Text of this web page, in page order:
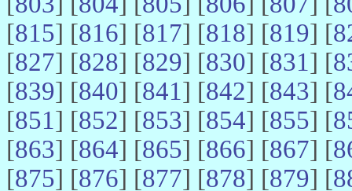
[815] [816] [817] [818] [819] [
[827] [828] [829] [830] [831] [
[839] [840] [841] [842] [843] [
[851] [852] [853] [854] [855] [
[863] [864] [865] [866] [867] [
[875] [876] [877] [878] [879] [